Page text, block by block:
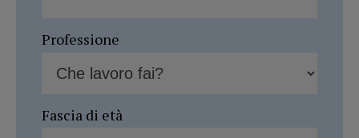
Professione
Fascia di età